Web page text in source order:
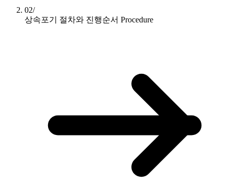
02/
상속포기 절차와 진행순서 Procedure